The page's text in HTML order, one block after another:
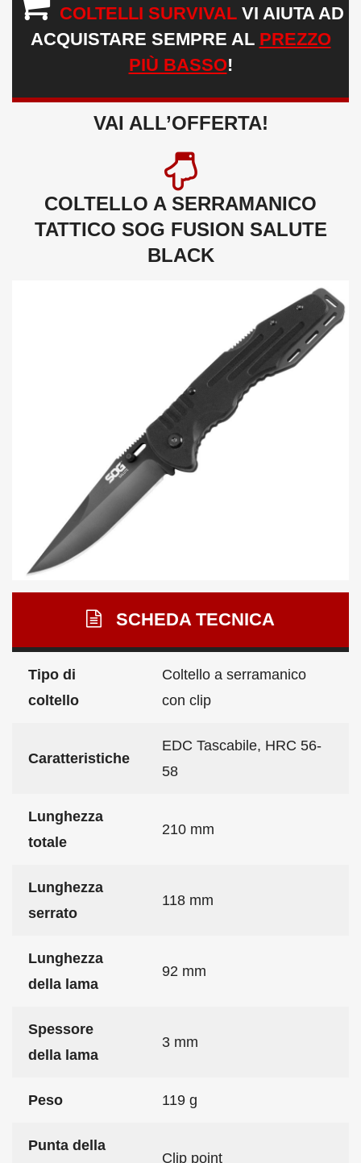
COLTELLI SURVIVAL VI AIUTA AD
ACQUISTARE SEMPRE AL PREZZO
PIÙ BASSO!
VAI ALL’OFFERTA!
COLTELLO A SERRAMANICO
TATTICO SOG FUSION SALUTE
BLACK
SCHEDA TECNICA
Tipo di
coltello
Coltello a serramanico
con clip
Caratteristiche
EDC Tascabile, HRC 56-
58
Lunghezza
totale
210 mm
Lunghezza
serrato
118 mm
Lunghezza
della lama
92 mm
Spessore
della lama
3 mm
Peso 119 g
Punta della
Clip point